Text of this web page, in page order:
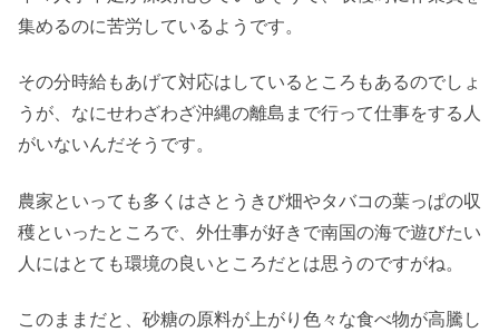
集めるのに苦労しているようです。
その分時給もあげて対応はしているところもあるのでしょ
うが、なにせわざわざ沖縄の離島まで行って仕事をする人
がいないんだそうです。
農家といっても多くはさとうきび畑やタバコの葉っぱの収
穫といったところで、外仕事が好きで南国の海で遊びたい
人にはとても環境の良いところだとは思うのですがね。
このままだと、砂糖の原料が上がり色々な食べ物が高騰し